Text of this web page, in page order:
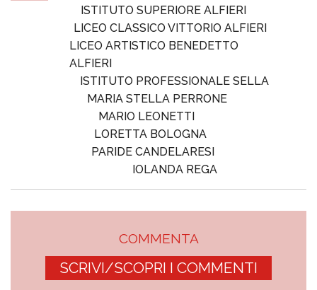
ISTITUTO SUPERIORE ALFIERI
LICEO CLASSICO VITTORIO ALFIERI
LICEO ARTISTICO BENEDETTO
ALFIERI
ISTITUTO PROFESSIONALE SELLA
MARIA STELLA PERRONE
MARIO LEONETTI
LORETTA BOLOGNA
PARIDE CANDELARESI
IOLANDA REGA
COMMENTA
SCRIVI/SCOPRI I COMMENTI